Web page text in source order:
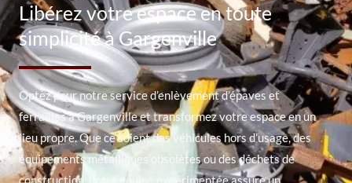
Libérez votre espace en toute
simplicité à Gargenville
Optez pour notre service d’enlèvement d’épaves et
ferrailles à Gargenville et transformez votre espace en un
lieu propre. Que ce soient des véhicules hors d’usage, des
équipements métalliques obsolètes ou des déchets de